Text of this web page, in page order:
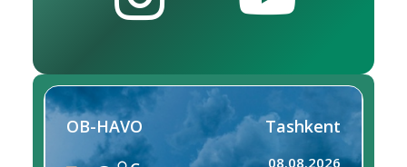
OB-HAVO Tashkent
08.08.2026